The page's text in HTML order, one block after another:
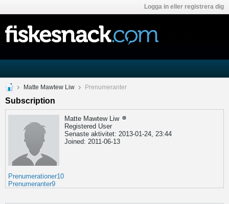
Logga in eller registrera dig
Matte Mawtew Liw Prenumeranter
Subscription
Matte Mawtew Liw
Registered User
Senaste aktivitet: 2013-01-24, 23:44
Joined: 2011-06-13
Prenumerationer10
Prenumeranter9